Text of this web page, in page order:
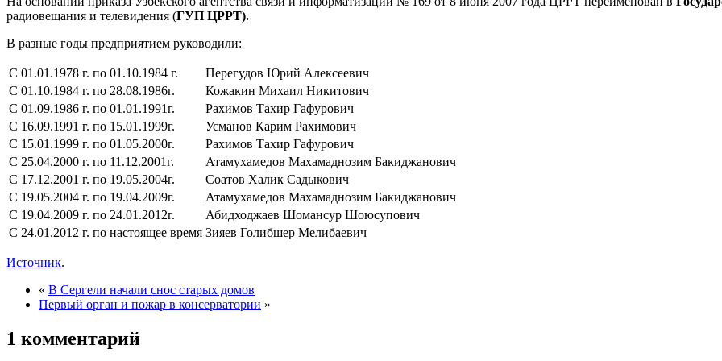
радиовещания и телевидения (ГУП ЦРРТ).
В разные годы предприятием руководили:
С 01.01.1978 г. по 01.10.1984 г.
Перегудов Юрий Алексеевич
С 01.10.1984 г. по 28.08.1986г.
Кожакин Михаил Никитович
С 01.09.1986 г. по 01.01.1991г.
Рахимов Тахир Гафурович
С 16.09.1991 г. по 15.01.1999г.
Усманов Карим Рахимович
С 15.01.1999 г. по 01.05.2000г.
Рахимов Тахир Гафурович
С 25.04.2000 г. по 11.12.2001г.
Атамухамедов Махамаднозим Бакиджанович
С 17.12.2001 г. по 19.05.2004г.
Соатов Халик Садыкович
С 19.05.2004 г. по 19.04.2009г.
Атамухамедов Махамаднозим Бакиджанович
С 19.04.2009 г. по 24.01.2012г.
Абидходжаев Шомансур Шоюсупович
С 24.01.2012 г. по настоящее время Зияев Голибшер Мелибаевич
Источник.
« В Сергели начали снос старых домов
Первый орган и пожар в консерватории »
1 комментарий